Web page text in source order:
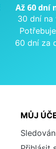
Až 60 dní
30 dní na
60 dní za
MŮJ